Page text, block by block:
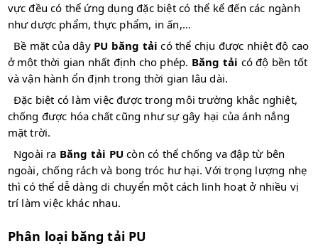
vực đều có thể ứng dụng đặc biệt có thể kể đến các ngành
như dược phẩm, thực phẩm, in ấn,…
Bề mặt của dây PU băng tải có thể chịu được nhiệt độ cao
ở một thời gian nhất định cho phép. Băng tải có độ bền tốt
và vận hành ổn định trong thời gian lâu dài.
Đặc biệt có làm việc được trong môi trường khắc nghiệt,
chống được hóa chất cũng như sự gây hại của ánh nắng
mặt trời.
Ngoài ra Băng tải PU còn có thể chống va đập từ bên
ngoài, chống rách và bong tróc hư hại. Với trọng lượng nhẹ
thì có thể dễ dàng di chuyển một cách linh hoạt ở nhiều vị
trí làm việc khác nhau.
Phân loại băng tải PU